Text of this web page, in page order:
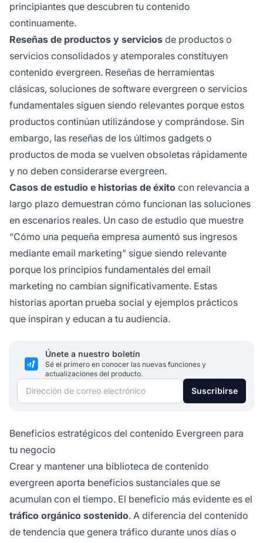
principiantes que descubren tu contenido
continuamente.
Reseñas de productos y servicios de productos o
servicios consolidados y atemporales constituyen
contenido evergreen. Reseñas de herramientas
clásicas, soluciones de software evergreen o servicios
fundamentales siguen siendo relevantes porque estos
productos continúan utilizándose y comprándose. Sin
embargo, las reseñas de los últimos gadgets o
productos de moda se vuelven obsoletas rápidamente
y no deben considerarse evergreen.
Casos de estudio e historias de éxito con relevancia a
largo plazo demuestran cómo funcionan las soluciones
en escenarios reales. Un caso de estudio que muestre
“Cómo una pequeña empresa aumentó sus ingresos
mediante email marketing” sigue siendo relevante
porque los principios fundamentales del email
marketing no cambian significativamente. Estas
historias aportan prueba social y ejemplos prácticos
que inspiran y educan a tu audiencia.
Únete a nuestro boletín
Sé el primero en conocer las nuevas funciones y
actualizaciones del producto.
Dirección de correo electrónico Suscribirse
Beneficios estratégicos del contenido Evergreen para
tu negocio
Crear y mantener una biblioteca de contenido
evergreen aporta beneficios sustanciales que se
acumulan con el tiempo. El beneficio más evidente es el
tráfico orgánico sostenido. A diferencia del contenido
de tendencia que genera tráfico durante unos días o